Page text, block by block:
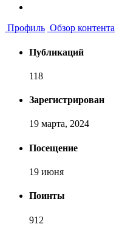
Профиль Обзор контента
Публикаций
118
Зарегистрирован
19 марта, 2024
Посещение
19 июня
Поинты
912